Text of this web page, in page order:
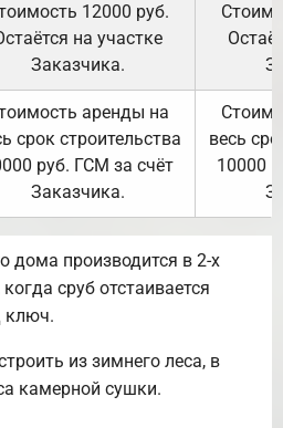
12000 руб.
на участке
Заказчика.
аренды на
срок строительства
руб. ГСМ за счёт
Заказчика.
весь
10000
дома производится в 2-х
сруб отстаивается
ключ.
из зимнего леса, в
камерной сушки.